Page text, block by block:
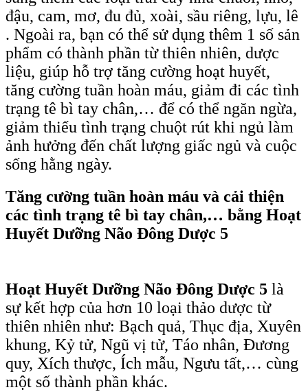
đậu, cam, mơ, đu đủ, xoài, sầu riêng, lựu, lê
. Ngoài ra, bạn có thể sử dụng thêm 1 số sản
phẩm có thành phần từ thiên nhiên, dược
liệu, giúp hỗ trợ tăng cường hoạt huyết,
tăng cường tuần hoàn máu, giảm đi các tình
trạng tê bì tay chân,… để có thể ngăn ngừa,
giảm thiểu tình trạng chuột rút khi ngủ làm
ảnh hưởng đến chất lượng giấc ngủ và cuộc
sống hằng ngày.
Tăng cường tuần hoàn máu và cải thiện
các tình trạng tê bì tay chân,… bằng Hoạt
Huyết Dưỡng Não Đông Dược 5
Hoạt Huyết Dưỡng Não Đông Dược 5 là
sự kết hợp của hơn 10 loại thảo dược từ
thiên nhiên như: Bạch quả, Thục địa, Xuyên
khung, Kỷ tử, Ngũ vị tử, Táo nhân, Đương
quy, Xích thược, Ích mẫu, Ngưu tất,… cùng
một số thành phần khác.